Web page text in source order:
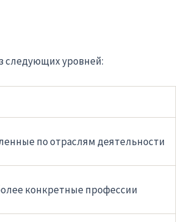
следующих уровней:
по отраслям деятельности
конкретные профессии